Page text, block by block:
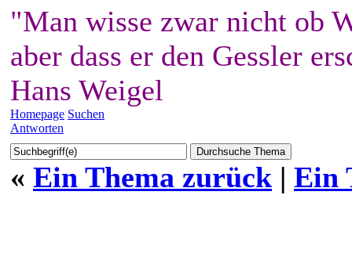
"Man wisse zwar nicht ob
aber dass er den Gessler
Hans Weigel
Homepage Suchen
Antworten
« Ein Thema zurück | Ein